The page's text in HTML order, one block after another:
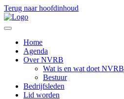
Terug naar hoofdinhoud
Home
Agenda
Over NVRB
Wat is en wat doet NVRB
Bestuur
Bedrijfsleden
Lid worden